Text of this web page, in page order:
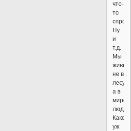
что-
то
Ну
и
т.д.
Мы
живем
не в
лесу,
а в
мире
Какой
уж